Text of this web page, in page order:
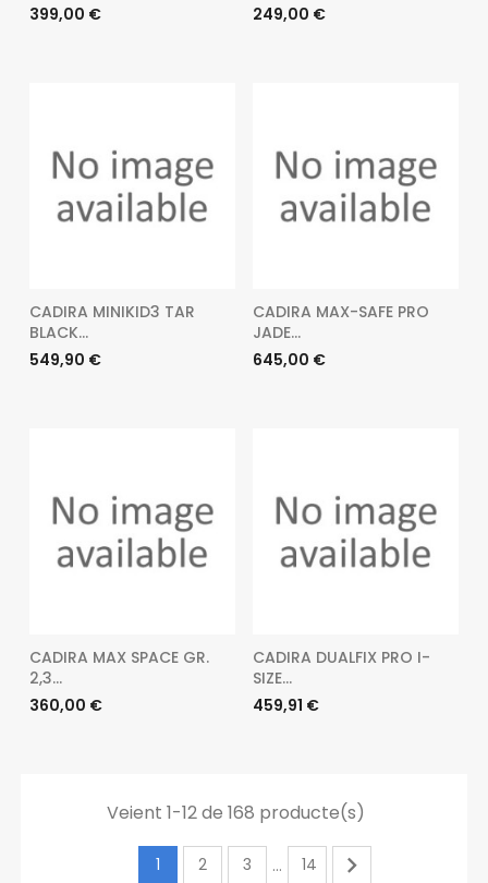
Preu
399,00 €
Preu
249,00 €
CADIRA MINIKID3 TAR
BLACK...
Preu
549,90 €
CADIRA MAX-SAFE PRO
JADE...
Preu
645,00 €
CADIRA MAX SPACE GR.
2,3...
Preu
360,00 €
CADIRA DUALFIX PRO I-
SIZE...
Preu
459,91 €
Veient 1-12 de 168 producte(s)
1 2 3 … 14 